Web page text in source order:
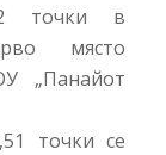
точки в
място
„Панайот
точки се